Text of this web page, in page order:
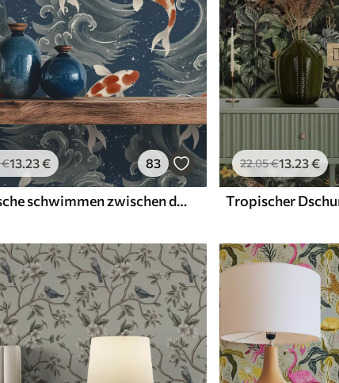
€13.23€ 83
Koi-Fische schwimmen zwischen dramatischen Meereswellen
22.05€13.23€